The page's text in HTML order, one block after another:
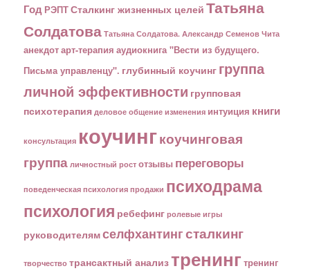
Год РЭПТСталкинг жизненных целей Татьяна
Солдатова Татьяна Солдатова. Александр Семенов Чита
анекдотарт-терапия аудиокнига "Вести из будущего.
Письма управленцу". глубинный коучинг группа
личной эффективности групповая
психотерапия деловое общение изменения интуиция книги
консультация коучингкоучинговая
группа личностный рост отзывы переговоры
поведенческая психология продажи психодрама
психология ребефинг ролевые игры
руководителямселфхантингсталкинг
творчество трансактный анализтренинг тренинг